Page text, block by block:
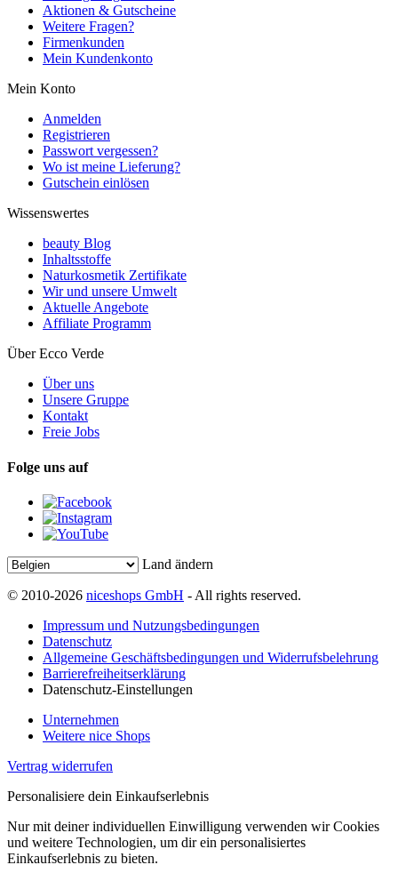
Aktionen & Gutscheine
Weitere Fragen?
Firmenkunden
Mein Kundenkonto
Mein Konto
Anmelden
Registrieren
Passwort vergessen?
Wo ist meine Lieferung?
Gutschein einlösen
Wissenswertes
beauty Blog
Inhaltsstoffe
Naturkosmetik Zertifikate
Wir und unsere Umwelt
Aktuelle Angebote
Affiliate Programm
Über Ecco Verde
Über uns
Unsere Gruppe
Kontakt
Freie Jobs
Folge uns auf
Land ändern
© 2010-2026 niceshops GmbH - All rights reserved.
Impressum und Nutzungsbedingungen
Datenschutz
Allgemeine Geschäftsbedingungen und Widerrufsbelehrung
Barrierefreiheitserklärung
Datenschutz-Einstellungen
Unternehmen
Weitere nice Shops
Vertrag widerrufen
Personalisiere dein Einkaufserlebnis
Nur mit deiner individuellen Einwilligung verwenden wir Cookies
und weitere Technologien, um dir ein personalisiertes
Einkaufserlebnis zu bieten.